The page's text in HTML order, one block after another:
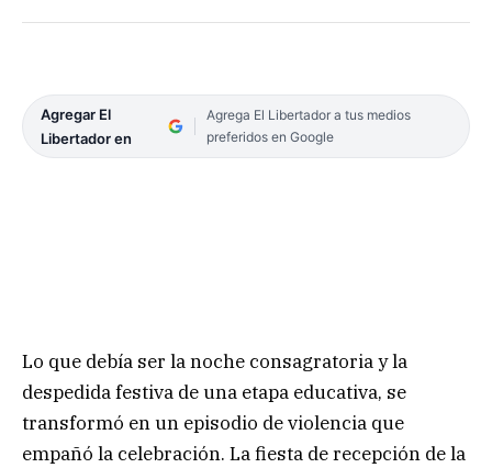
Agregar El
Libertador en
Agrega El Libertador a tus medios
preferidos en Google
Lo que debía ser la noche consagratoria y la
despedida festiva de una etapa educativa, se
transformó en un episodio de violencia que
empañó la celebración. La fiesta de recepción de la